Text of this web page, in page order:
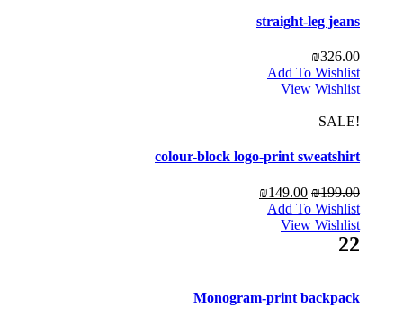
straight-leg jeans
₪326.00
Add To Wishlist
View Wishlist
!SALE
colour-block logo-print sweatshirt
₪199.00
₪149.00
Add To Wishlist
View Wishlist
22
Monogram-print backpack